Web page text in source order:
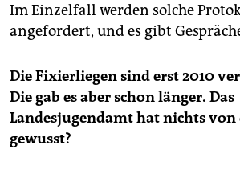
Im Einzelfall werden solche
angefordert, und es gibt
Die Fixierliegen sind erst 2010
Die gab es aber schon länger. Das
Landesjugendamt hat nichts von
gewusst?